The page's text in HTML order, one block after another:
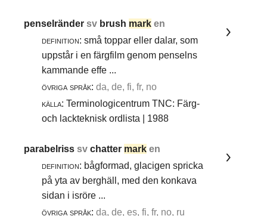
penselrändersv brush mark en
definition: små toppar eller dalar, som
uppstår i en färgfilm genom penselns
kammande effe ...
övriga språk: da, de, fi, fr, no
källa: Terminologicentrum TNC: Färg-
och lackteknisk ordlista | 1988
parabelrisssvchatter mark en
definition: bågformad, glacigen spricka
på yta av berghäll, med den konkava
sidan i isröre ...
övriga språk: da, de, es, fi, fr, no, ru